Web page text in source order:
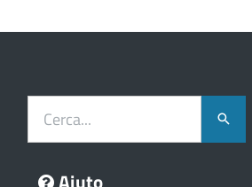
Cerca...